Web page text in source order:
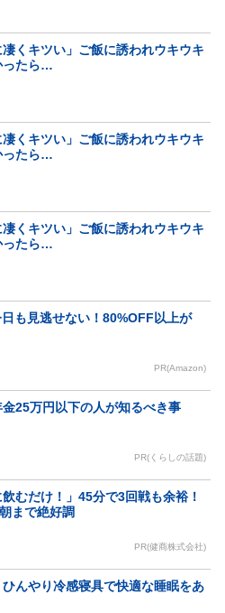
凄くキツい」ご飯に誘われウキウキ
ったら…
凄くキツい」ご飯に誘われウキウキ
ったら…
凄くキツい」ご飯に誘われウキウキ
ったら…
も見逃せない！80%OFF以上が
PR(Amazon)
金25万円以下の人が知るべき事
PR(くらしの話題)
飲むだけ！」45分で3回戦も余裕！
まで絶好調
PR(健商株式会社)
ひんやり冷感寝具で快適な睡眠をあ